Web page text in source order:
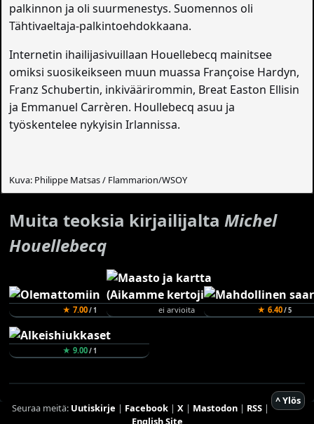
palkinnon ja oli suurmenestys. Suomennos oli
Tähtivaeltaja-palkintoehdokkaana.
Internetin ihailijasivuillaan Houellebecq mainitsee
omiksi suosikeikseen muun muassa Françoise Hardyn,
Franz Schubertin, inkiväärirommin, Breat Easton Ellisin
ja Emmanuel Carrèren. Houllebecq asuu ja
työskentelee nykyisin Irlannissa.
Kuva: Philippe Matsas / Flammarion/WSOY
Muita teoksia kirjailijaltaMichel
Houellebecq
★ 7.00/ 1 ei arvioita ★ 6.40/ 5
★ 9.00/ 1
^ Ylös
Seuraa meitä: Uutiskirje | Facebook| X| Mastodon| RSS|
English Site